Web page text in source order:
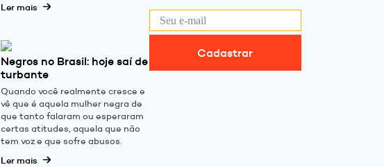
Ler mais
Negros no Brasil: hoje saí de
turbante
Quando você realmente cresce e
vê que é aquela mulher negra de
que tanto falaram ou esperaram
certas atitudes, aquela que não
tem voz e que sofre abusos.
Ler mais
Cadastrar